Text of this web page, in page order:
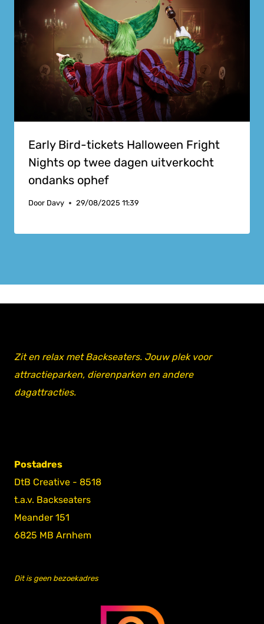
Early Bird-tickets Halloween Fright
Nights op twee dagen uitverkocht
ondanks ophef
Door Davy 29/08/2025 11:39
Zit en relax met Backseaters. Jouw plek voor
attractieparken, dierenparken en andere
dagattracties.
Postadres
DtB Creative - 8518
t.a.v. Backseaters
Meander 151
6825 MB Arnhem
Dit is geen bezoekadres